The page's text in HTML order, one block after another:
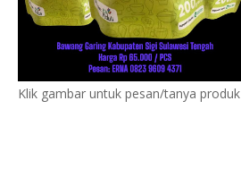
Klik gambar untuk pesan/tanya produk